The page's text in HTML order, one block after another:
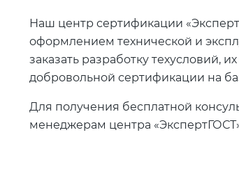
Наш центр сертификации
оформлением технической и
заказать разработку техусловий,
добровольной сертификации на
Для получения бесплатной
менеджерам центра